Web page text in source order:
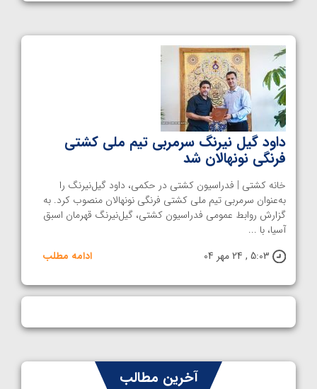
داود گیل‌ نیرنگ سرمربی تیم ملی کشتی
فرنگی نونهالان شد
خانه کشتی | فدراسیون کشتی در حکمی، داود گیل‌نیرنگ را
به‌عنوان سرمربی تیم ملی کشتی فرنگی نونهالان منصوب کرد. به
گزارش روابط عمومی فدراسیون کشتی، گیل‌نیرنگ قهرمان اسبق
آسیا، با ...
5:03 , 24 مهر 04
ادامه مطلب
آخرین مطالب